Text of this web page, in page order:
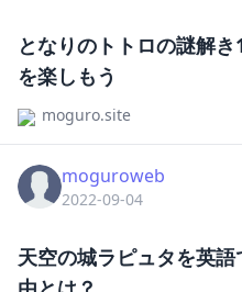
となりのトトロの謎解
を楽しもう
moguro.site
moguroweb
2022-09-04
天空の城ラピュタを英